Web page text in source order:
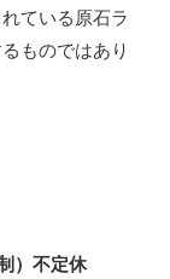
ている原石ラ
ものではあり
）不定休